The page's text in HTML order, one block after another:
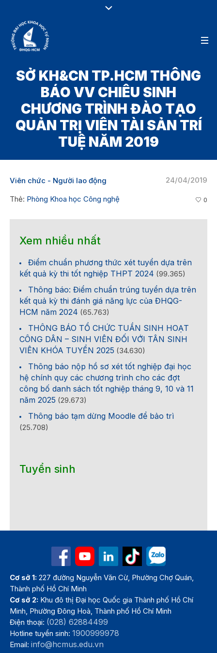
SỞ KH&CN TP.HCM THÔNG
BÁO VV CHIÊU SINH
CHƯƠNG TRÌNH ĐÀO TẠO
QUẢN TRỊ VIÊN TÀI SẢN TRÍ
TUỆ NĂM 2019
24/04/2019
Viên chức - Người lao động
Thẻ: Phòng Khoa học Công nghệ 0
Xem nhiều nhất
Điểm chuẩn phương thức xét tuyển dựa trên
kết quả kỳ thi tốt nghiệp THPT 2024 (99.365)
Thông báo: Điểm chuẩn trúng tuyển dựa trên
kết quả kỳ thi đánh giá năng lực của ĐHQG-
HCM năm 2024 (65.763)
THÔNG BÁO TỔ CHỨC TUẦN SINH HOẠT
CÔNG DÂN – SINH VIÊN ĐỐI VỚI TÂN SINH
VIÊN KHÓA TUYỂN 2025 (34.630)
Thông báo nộp hồ sơ xét tốt nghiệp đại học
hệ chính quy các chương trình cho các đợt
công bố danh sách tốt nghiệp tháng 9, 10 và 11
năm 2025 (29.673)
Thông báo tạm dừng Moodle để bảo trì
(25.708)
Tuyển sinh
Cơ sở 1: 227 đường Nguyễn Văn Cừ, Phường Chợ Quán,
Thành phố Hồ Chí Minh
Cơ sở 2: Khu đô thị Đại học Quốc gia Thành phố Hồ Chí
Minh, Phường Đông Hoà, Thành phố Hồ Chí Minh
Điện thoại: (028) 62884499
Hotline tuyển sinh:1900999978
Email:info@hcmus.edu.vn